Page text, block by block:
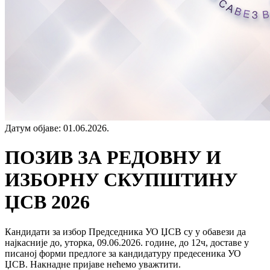
Датум објаве: 01.06.2026.
ПОЗИВ ЗА РЕДОВНУ И
ИЗБОРНУ СКУПШТИНУ
ЏСВ 2026
Кандидати за избор Председника УО ЏСВ су у обавези да
најкасније до, уторка, 09.06.2026. године, до 12ч, доставе у
писаној форми предлоге за кандидатуру предесеника УО
ЏСВ. Накнадне пријаве нећемо уважтити.